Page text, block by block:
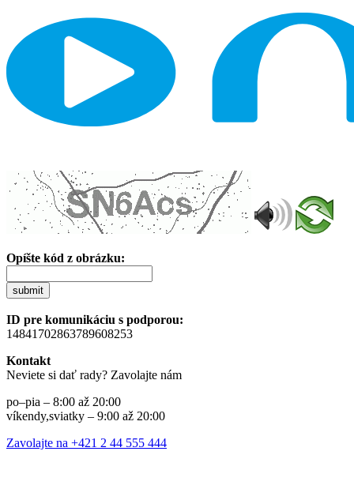
Opíšte kód z obrázku:
submit
ID pre komunikáciu s podporou:
14841702863789608253
Kontakt
Neviete si dať rady? Zavolajte nám
po–pia – 8:00 až 20:00
víkendy,sviatky – 9:00 až 20:00
Zavolajte na +421 2 44 555 444